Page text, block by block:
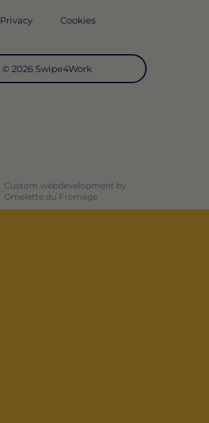
© 2026 Swipe4Work
Privacy Cookies
-
Custom webdevelopment by
Omelette du Fromage